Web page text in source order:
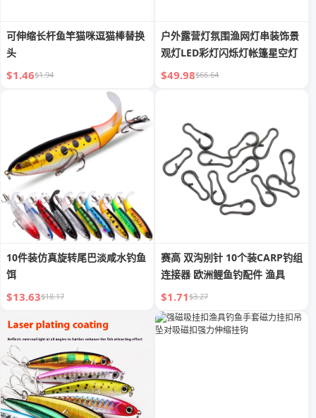
可伸缩长杆鱼竿猫咪逗猫棒替换
头
$1.46$1.94
户外露营灯氛围渔网灯串装饰景
观灯LED彩灯闪烁灯帐篷星空灯
$49.98$66.64
10件装仿真旋转尾巴淡咸水钓鱼
饵
$13.63$18.17
赛高 双沟别针 10个装CARP钓组
连接器 欧洲鲤鱼钓配件 渔具
$1.71$3.27